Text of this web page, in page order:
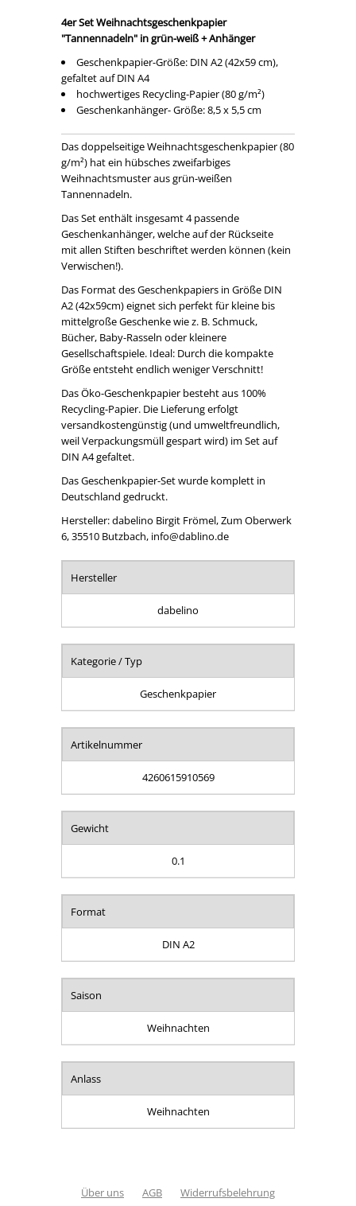
4er Set Weihnachtsgeschenkpapier
"Tannennadeln" in grün-weiß + Anhänger
Geschenkpapier-Größe: DIN A2 (42x59 cm),
gefaltet auf DIN A4
hochwertiges Recycling-Papier (80 g/m²)
Geschenkanhänger- Größe: 8,5 x 5,5 cm
Das doppelseitige Weihnachtsgeschenkpapier (80
g/m²) hat ein hübsches zweifarbiges
Weihnachtsmuster aus grün-weißen
Tannennadeln.
Das Set enthält insgesamt 4 passende
Geschenkanhänger, welche auf der Rückseite
mit allen Stiften beschriftet werden können (kein
Verwischen!).
Das Format des Geschenkpapiers in Größe DIN
A2 (42x59cm) eignet sich perfekt für kleine bis
mittelgroße Geschenke wie z. B. Schmuck,
Bücher, Baby-Rasseln oder kleinere
Gesellschaftspiele. Ideal: Durch die kompakte
Größe entsteht endlich weniger Verschnitt!
Das Öko-Geschenkpapier besteht aus 100%
Recycling-Papier. Die Lieferung erfolgt
versandkostengünstig (und umweltfreundlich,
weil Verpackungsmüll gespart wird) im Set auf
DIN A4 gefaltet.
Das Geschenkpapier-Set wurde komplett in
Deutschland gedruckt.
Hersteller: dabelino Birgit Frömel, Zum Oberwerk
6, 35510 Butzbach, info@dablino.de
Hersteller
dabelino
Kategorie / Typ
Geschenkpapier
Artikelnummer
4260615910569
Gewicht
0.1
Format
DIN A2
Saison
Weihnachten
Anlass
Weihnachten
Über uns AGB Widerrufsbelehrung